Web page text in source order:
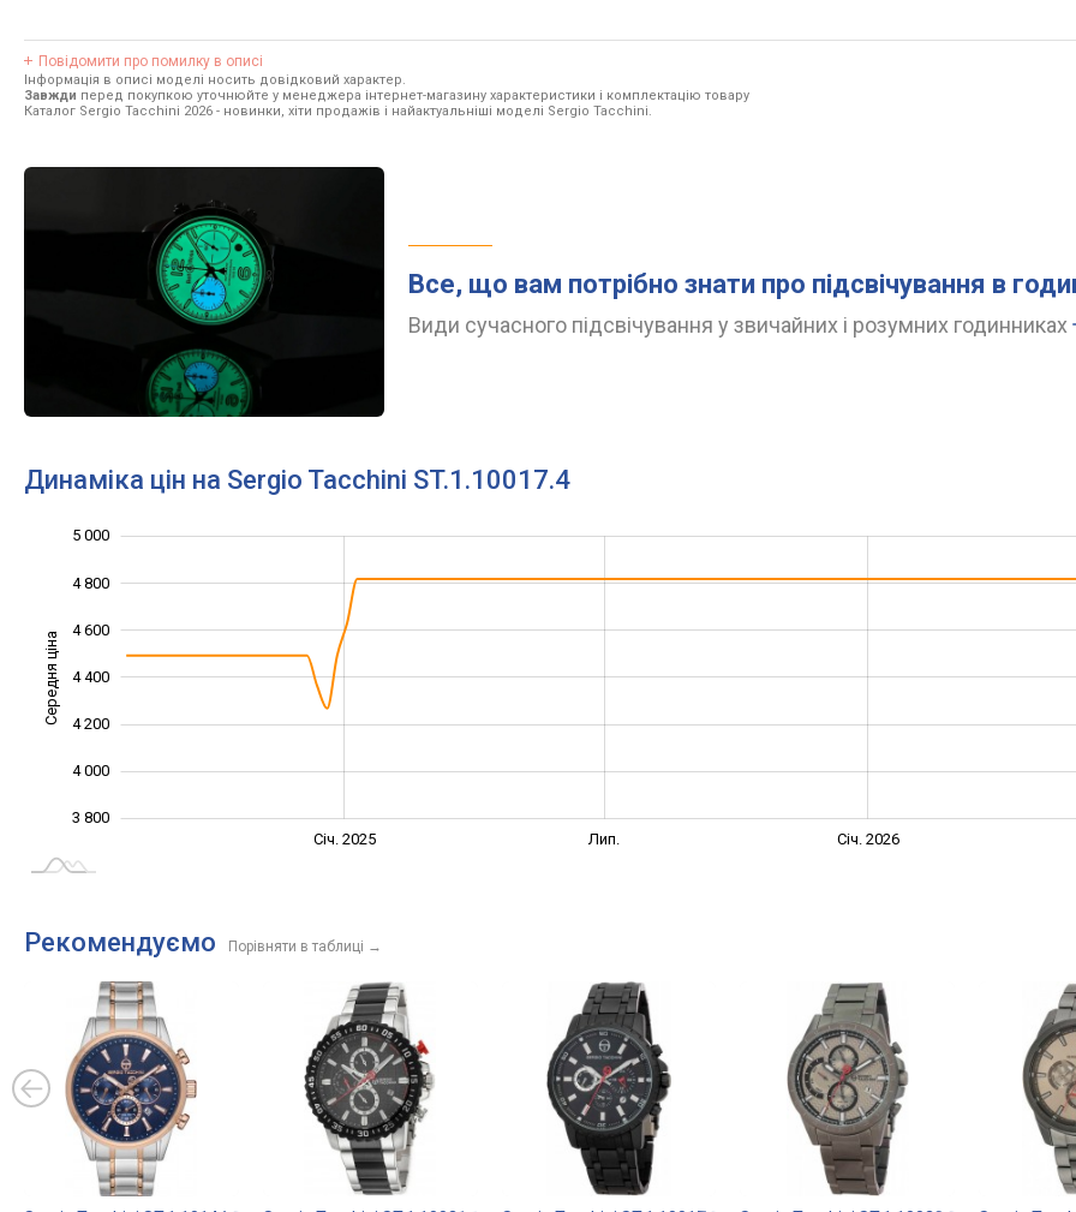
Повідомити про помилку в описі
Інформація в описі моделі носить довідковий характер.
Завжди перед покупкою уточнюйте у менеджера інтернет-магазину характеристики і комплектацію товару
Каталог Sergio Tacchini 2026 - новинки, хіти продажів і найактуальніші моделі Sergio Tacchini.
Все, що вам потрібно знати про підсвічування в
Види сучасного підсвічування у звичайних і розумних годинниках
Динаміка цін на Sergio Tacchini ST.1.10017.4
Середня ціна 3 800
3 800
4 000
4 200
4 400
4 600
4 800
5 000
Січ. 2025 Лип. Січ. 2026
Рекомендуємо Порівняти в таблиці →